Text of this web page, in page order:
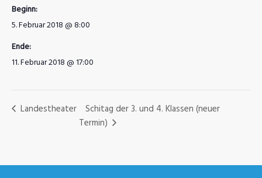
Beginn:
5. Februar 2018 @ 8:00
Ende:
11. Februar 2018 @ 17:00
Landestheater
Schitag der 3. und 4. Klassen (neuer
Termin)